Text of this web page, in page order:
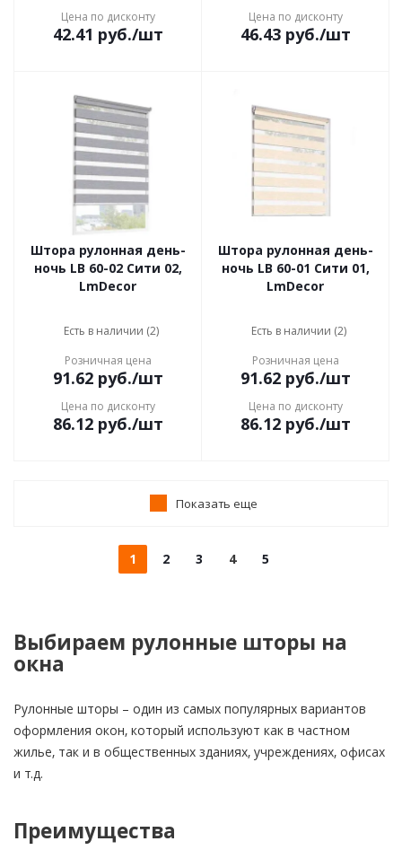
Цена по дисконту
42.41 руб./шт
Цена по дисконту
46.43руб./шт
Штора рулонная день-
ночь LB 60-02 Сити 02,
LmDecor
Есть в наличии (2)
Розничная цена
91.62руб./шт
Цена по дисконту
86.12руб./шт
Штора рулонная день-
ночь LB 60-01 Сити 01,
LmDecor
Есть в наличии (2)
Розничная цена
91.62руб./шт
Цена по дисконту
86.12руб./шт
Показать еще
1 2 3 4 5
Выбираем рулонные шторы на
окна
Рулонные шторы – один из самых популярных вариантов
оформления окон, который используют как в частном
жилье, так и в общественных зданиях, учреждениях, офисах
и т.д.
Преимущества